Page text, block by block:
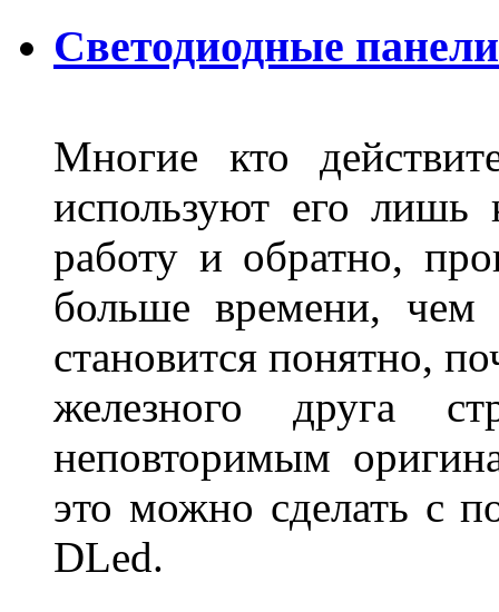
Светодиодные
Многие кто
используют его лишь
работу и обратно,
больше времени, чем
становится понятно,
железного друга
неповторимым
это можно сделать с
DLed.